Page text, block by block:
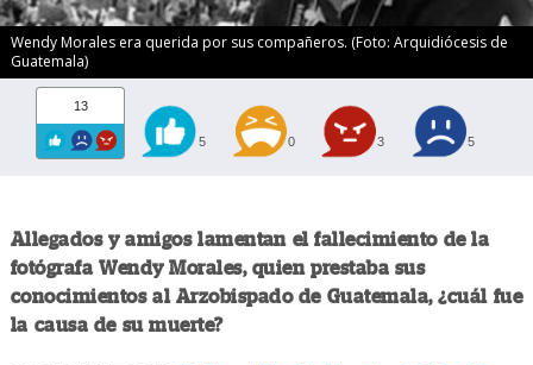
Wendy Morales era querida por sus compañeros. (Foto: Arquidiócesis de
Guatemala)
13
5 0 3 5
Allegados y amigos lamentan el fallecimiento de la
fotógrafa Wendy Morales, quien prestaba sus
conocimientos al Arzobispado de Guatemala, ¿cuál fue
la causa de su muerte?